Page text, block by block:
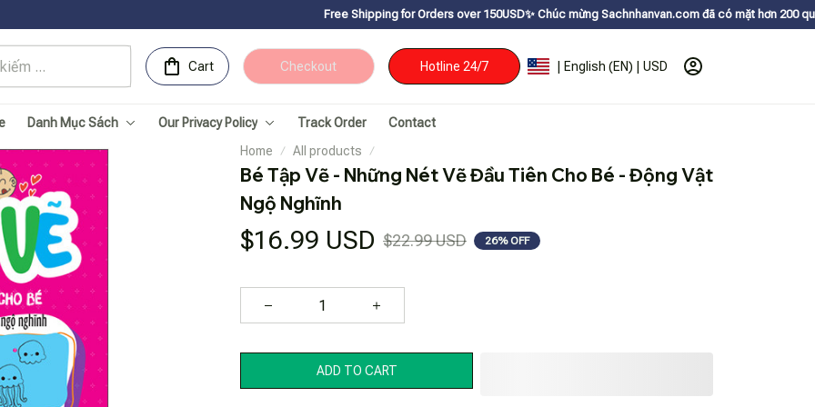
Free Shipping for Orders over 150USDㅤ✨ Chúc mừng Sachnhanvan.com đã có mặt hơn 200 quốc gia như Mỹ,
Cart Checkout Hotline 24/7 | English (EN) | USD
Danh Mục Sách Our Privacy Policy Track Order
Contact
Home
All products
Bé Tập Vẽ - Những Nét Vẽ Đầu Tiên Cho Bé - Động Vật
Ngộ Nghĩnh
$16.99 USD $22.99 USD 26% OFF
ADD TO CART